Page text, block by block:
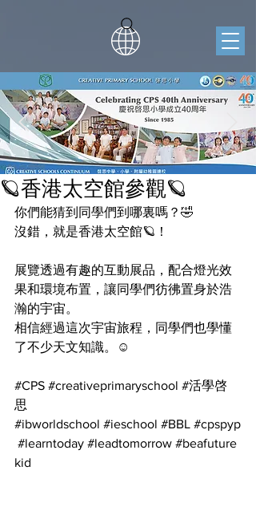
🪐香港太空館參觀🪐
你們能猜到同學們到哪裏嗎？🤣
沒錯，就是香港太空館🪐！
展覽透過有趣的互動展品，配合燈光效
果和環境布置，讓同學們彷彿置身於浩
瀚的宇宙。
相信經過這次宇宙旅程，同學們也學懂
了不少天文知識。☺️
#CPS #creativeprimaryschool #活學啓
思
#ibworldschool #ieschool #BBL #cpspyp
#learntoday #leadtomorrow #beafuture
kid